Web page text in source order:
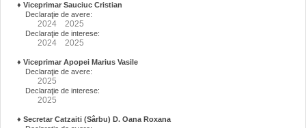
♦ Viceprimar Sauciuc Cristian
Declaraţie de avere:
2024 2025
Declaraţie de interese:
2024 2025
♦ Viceprimar Apopei Marius Vasile
Declaraţie de avere:
2025
Declaraţie de interese:
2025
♦ Secretar Catzaiti (Sârbu) D. Oana Roxana